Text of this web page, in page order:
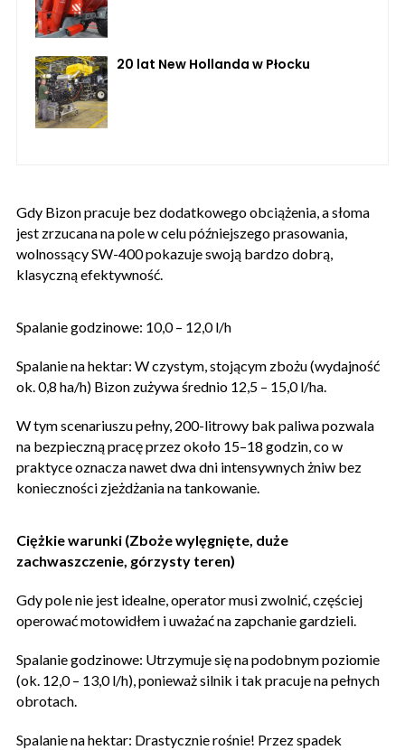
20 lat New Hollanda w Płocku
Gdy Bizon pracuje bez dodatkowego obciążenia, a słoma
jest zrzucana na pole w celu późniejszego prasowania,
wolnossący SW-400 pokazuje swoją bardzo dobrą,
klasyczną efektywność.
Spalanie godzinowe: 10,0 – 12,0 l/h
Spalanie na hektar: W czystym, stojącym zbożu (wydajność
ok. 0,8 ha/h) Bizon zużywa średnio 12,5 – 15,0 l/ha.
W tym scenariuszu pełny, 200-litrowy bak paliwa pozwala
na bezpieczną pracę przez około 15–18 godzin, co w
praktyce oznacza nawet dwa dni intensywnych żniw bez
konieczności zjeżdżania na tankowanie.
Ciężkie warunki (Zboże wylęgnięte, duże
zachwaszczenie, górzysty teren)
Gdy pole nie jest idealne, operator musi zwolnić, częściej
operować motowidłem i uważać na zapchanie gardzieli.
Spalanie godzinowe: Utrzymuje się na podobnym poziomie
(ok. 12,0 – 13,0 l/h), ponieważ silnik i tak pracuje na pełnych
obrotach.
Spalanie na hektar: Drastycznie rośnie! Przez spadek